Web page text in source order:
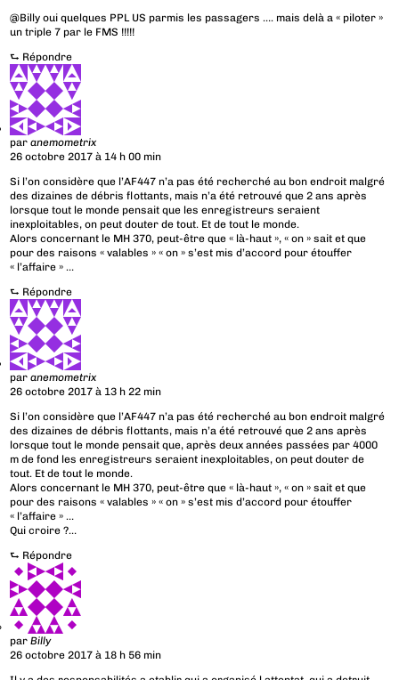
@Billy oui quelques PPL US parmis les passagers …. mais delà a « piloter »
un triple 7 par le FMS !!!!!
⮑ Répondre
paranemometrix
26 octobre 2017 à 14 h 00 min
Si l’on considère que l’AF447 n’a pas été recherché au bon endroit malgré
des dizaines de débris flottants, mais n’a été retrouvé que 2 ans après
lorsque tout le monde pensait que les enregistreurs seraient
inexploitables, on peut douter de tout. Et de tout le monde.
Alors concernant le MH 370, peut-être que « là-haut », « on » sait et que
pour des raisons « valables » « on » s’est mis d’accord pour étouffer
« l’affaire » …
⮑ Répondre
paranemometrix
26 octobre 2017 à 13 h 22 min
Si l’on considère que l’AF447 n’a pas été recherché au bon endroit malgré
des dizaines de débris flottants, mais n’a été retrouvé que 2 ans après
lorsque tout le monde pensait que, après deux années passées par 4000
m de fond les enregistreurs seraient inexploitables, on peut douter de
tout. Et de tout le monde.
Alors concernant le MH 370, peut-être que « là-haut », « on » sait et que
pour des raisons « valables » « on » s’est mis d’accord pour étouffer
« l’affaire » …
Qui croire ?…
⮑ Répondre
parBilly
26 octobre 2017 à 18 h 56 min